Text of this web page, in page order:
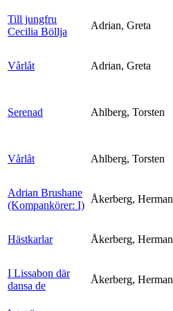
Till jungfru
Cecilia Böllja
Adrian, Greta
Vårlåt Adrian, Greta
Serenad Ahlberg, Torsten
Vårlåt Ahlberg, Torsten
Adrian Brushane
(Kompankörer: I)
Åkerberg, Herman
Hästkarlar Åkerberg, Herman
I Lissabon där
dansa de
Åkerberg, Herman